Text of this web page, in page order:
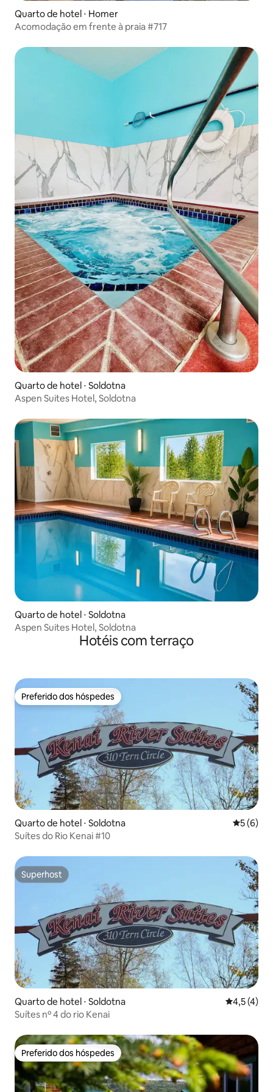
Quarto de hotel ⋅ Homer
Acomodação em frente à praia #717
Quarto de hotel ⋅ Soldotna
Aspen Suites Hotel, Soldotna
Quarto de hotel ⋅ Soldotna
Aspen Suites Hotel, Soldotna
Hotéis com terraço
Preferido dos hóspedes
Preferido dos hóspedes
Quarto de hotel ⋅ Soldotna 5 de
5 (6)
Suítes do Rio Kenai #10
Superhost
Superhost
Quarto de hotel ⋅ Soldotna 4,5 de
4,5 (4)
Suítes nº 4 do rio Kenai
Preferido dos hóspedes
Preferido dos hóspedes